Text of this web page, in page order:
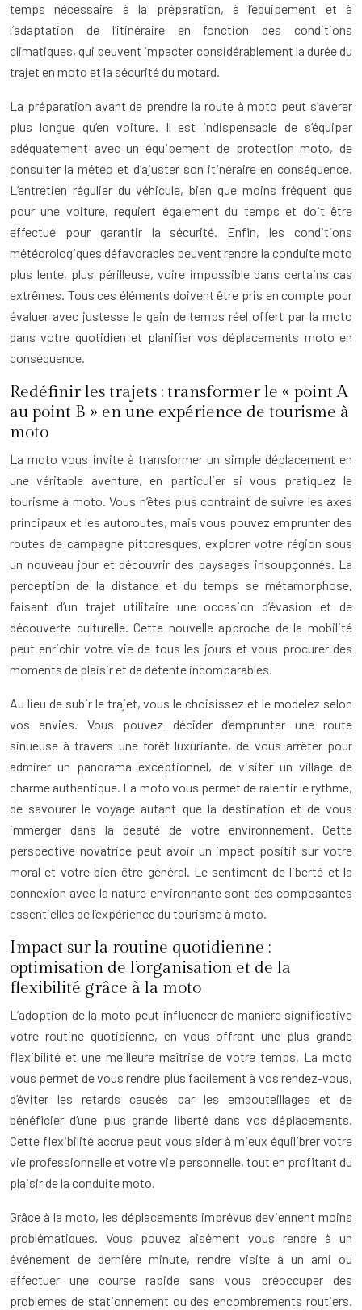
temps nécessaire à la préparation, à l’équipement et à
l’adaptation de l’itinéraire en fonction des conditions
climatiques, qui peuvent impacter considérablement la durée du
trajet en moto et la sécurité du motard.
La préparation avant de prendre la route à moto peut s’avérer
plus longue qu’en voiture. Il est indispensable de s’équiper
adéquatement avec un équipement de protection moto, de
consulter la météo et d’ajuster son itinéraire en conséquence.
L’entretien régulier du véhicule, bien que moins fréquent que
pour une voiture, requiert également du temps et doit être
effectué pour garantir la sécurité. Enfin, les conditions
météorologiques défavorables peuvent rendre la conduite moto
plus lente, plus périlleuse, voire impossible dans certains cas
extrêmes. Tous ces éléments doivent être pris en compte pour
évaluer avec justesse le gain de temps réel offert par la moto
dans votre quotidien et planifier vos déplacements moto en
conséquence.
Redéfinir les trajets : transformer le « point A
au point B » en une expérience de tourisme à
moto
La moto vous invite à transformer un simple déplacement en
une véritable aventure, en particulier si vous pratiquez le
tourisme à moto. Vous n’êtes plus contraint de suivre les axes
principaux et les autoroutes, mais vous pouvez emprunter des
routes de campagne pittoresques, explorer votre région sous
un nouveau jour et découvrir des paysages insoupçonnés. La
perception de la distance et du temps se métamorphose,
faisant d’un trajet utilitaire une occasion d’évasion et de
découverte culturelle. Cette nouvelle approche de la mobilité
peut enrichir votre vie de tous les jours et vous procurer des
moments de plaisir et de détente incomparables.
Au lieu de subir le trajet, vous le choisissez et le modelez selon
vos envies. Vous pouvez décider d’emprunter une route
sinueuse à travers une forêt luxuriante, de vous arrêter pour
admirer un panorama exceptionnel, de visiter un village de
charme authentique. La moto vous permet de ralentir le rythme,
de savourer le voyage autant que la destination et de vous
immerger dans la beauté de votre environnement. Cette
perspective novatrice peut avoir un impact positif sur votre
moral et votre bien-être général. Le sentiment de liberté et la
connexion avec la nature environnante sont des composantes
essentielles de l’expérience du tourisme à moto.
Impact sur la routine quotidienne :
optimisation de l’organisation et de la
flexibilité grâce à la moto
L’adoption de la moto peut influencer de manière significative
votre routine quotidienne, en vous offrant une plus grande
flexibilité et une meilleure maîtrise de votre temps. La moto
vous permet de vous rendre plus facilement à vos rendez-vous,
d’éviter les retards causés par les embouteillages et de
bénéficier d’une plus grande liberté dans vos déplacements.
Cette flexibilité accrue peut vous aider à mieux équilibrer votre
vie professionnelle et votre vie personnelle, tout en profitant du
plaisir de la conduite moto.
Grâce à la moto, les déplacements imprévus deviennent moins
problématiques. Vous pouvez aisément vous rendre à un
événement de dernière minute, rendre visite à un ami ou
effectuer une course rapide sans vous préoccuper des
problèmes de stationnement ou des encombrements routiers.